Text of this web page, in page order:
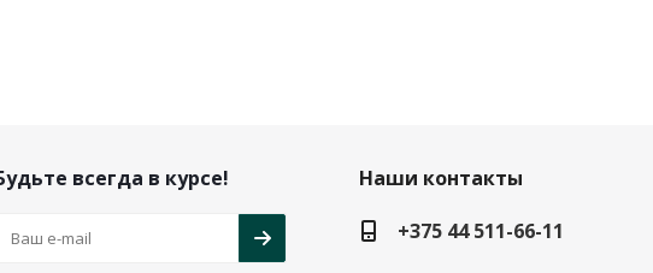
всегда в курсе!
Наши контакты
+375 44 511-66-11